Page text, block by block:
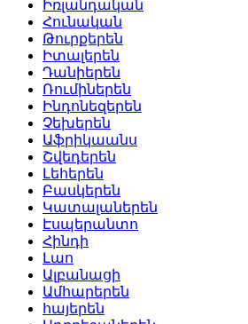
Իռլանդական
Հունական
Թուրքերեն
Իտալերեն
Դանիերեն
Ռումիներեն
Ինդոնեզերեն
Չեխերեն
Աֆրիկաանս
Շվեդերեն
Լեհերեն
Բասկերեն
Կատալաներեն
Էսպերանտո
Հինդի
Լաո
Ալբանացի
Ամհարերեն
հայերեն